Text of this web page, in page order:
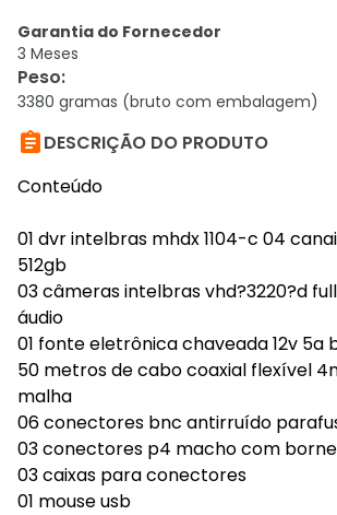
Garantia do Fornecedor
3 Meses
Peso:
3380 gramas (bruto com embalagem)
DESCRIÇÃO DO PRODUTO
Conteúdo
01 dvr intelbras mhdx 1104-c 04
512gb
03 câmeras intelbras vhd?3220?d
áudio
01 fonte eletrônica chaveada 12v 5a
50 metros de cabo coaxial flexível
malha
06 conectores bnc antirruído
03 conectores p4 macho com borne
03 caixas para conectores
01 mouse usb